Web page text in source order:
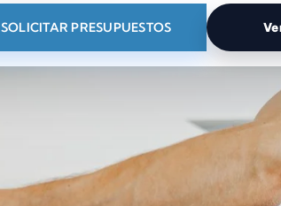
SOLICITAR PRESUPUESTOS